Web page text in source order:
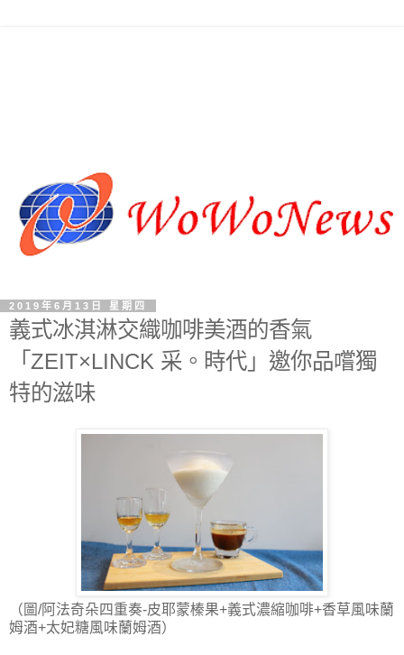
2019年6月13日 星期四
義式冰淇淋交織咖啡美酒的香氣
「ZEIT×LINCK 采。時代」邀你品嚐獨
特的滋味
（圖/阿法奇朵四重奏-皮耶蒙榛果+義式濃縮咖啡+香草風味蘭
姆酒+太妃糖風味蘭姆酒）